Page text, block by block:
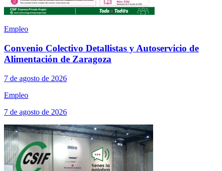
Empleo
Convenio Colectivo Detallistas y Autoservicio de
Alimentación de Zaragoza
7 de agosto de 2026
Empleo
7 de agosto de 2026